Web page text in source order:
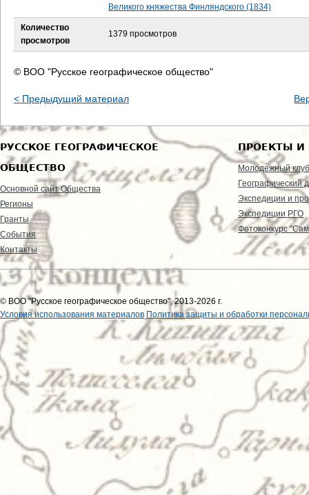
Великого княжества Финляндского (1834)
Количество
просмотров
1379 просмотров
© ВОО "Русское географическое общество"
< Предыдущий материал
РУССКОЕ ГЕОГРАФИЧЕСКОЕ
ОБЩЕСТВО
Основной сайт Общества
Регионы
Гранты
События
Контакты
ПРОЕКТЫ И
Молодежный клуб
Географический
Экспедиции и
Экспедиции РГО
Фотоконкурс
© ВОО "Русское географическое общество", 2013-2026 г.
Условия использования материалов Политика защиты и обработки